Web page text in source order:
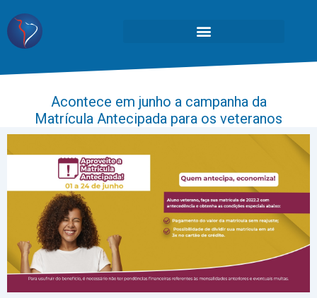
Acontece em junho a campanha da
Matrícula Antecipada para os veteranos